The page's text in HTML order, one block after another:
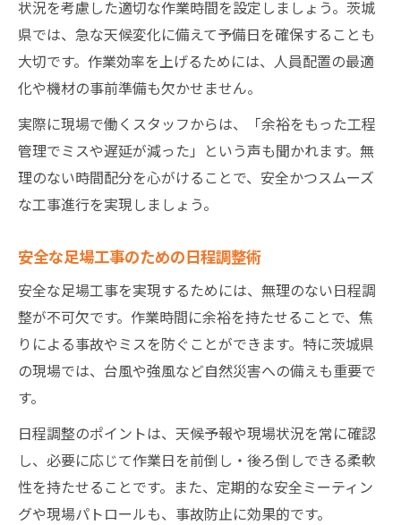
状況を考慮した適切な作業時間を設定しましょう。茨城
県では、急な天候変化に備えて予備日を確保することも
大切です。作業効率を上げるためには、人員配置の最適
化や機材の事前準備も欠かせません。
実際に現場で働くスタッフからは、「余裕をもった工程
管理でミスや遅延が減った」という声も聞かれます。無
理のない時間配分を心がけることで、安全かつスムーズ
な工事進行を実現しましょう。
安全な足場工事のための日程調整術
安全な足場工事を実現するためには、無理のない日程調
整が不可欠です。作業時間に余裕を持たせることで、焦
りによる事故やミスを防ぐことができます。特に茨城県
の現場では、台風や強風など自然災害への備えも重要で
す。
日程調整のポイントは、天候予報や現場状況を常に確認
し、必要に応じて作業日を前倒し・後ろ倒しできる柔軟
性を持たせることです。また、定期的な安全ミーティン
グや現場パトロールも、事故防止に効果的です。